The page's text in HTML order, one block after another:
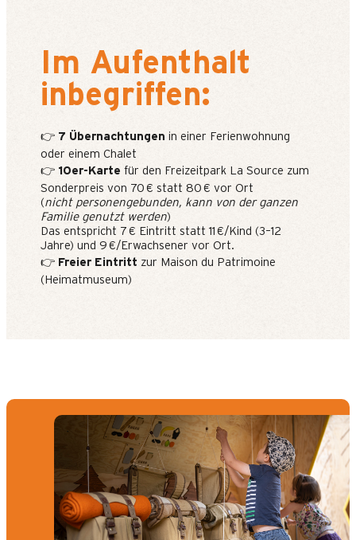
Im Aufenthalt
inbegriffen:
👉 7 Übernachtungen in einer Ferienwohnung
oder einem Chalet
👉 10er-Kartefür den Freizeitpark La Source zum
Sonderpreis von 70 € statt 80 € vor Ort
(nicht personengebunden, kann von der ganzen
Familie genutzt werden)
Das entspricht 7 € Eintritt statt 11 €/Kind (3–12
Jahre) und 9 €/Erwachsener vor Ort.
👉 Freier Eintritt zur Maison du Patrimoine
(Heimatmuseum)